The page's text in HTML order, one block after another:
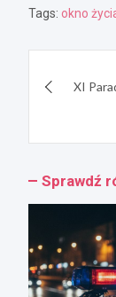
Tags: okno
wpisu
XI
Sprawdź